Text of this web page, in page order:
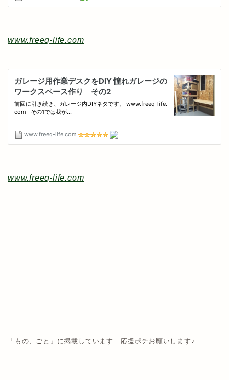
www.freeq-life.com
www.freeq-life.com
「もの、ごと」に掲載しています 応援ポチお願いします♪